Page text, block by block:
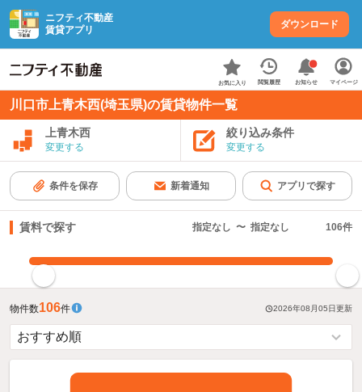
ニフティ不動産
賃貸アプリ
ダウンロード
お気に入り 閲覧履歴 お知らせ マイページ
川口市上青木西(埼玉県)の賃貸物件一覧
上青木西
変更する
絞り込み条件
変更する
条件を保存 新着通知 アプリで探す
賃料で探す 指定なし 〜 指定なし 106件
物件数106件 2026年08月05日更新